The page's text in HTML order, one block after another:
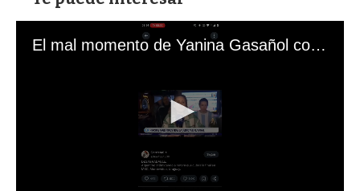
El mal momento de Yanina Gasañol con un hincha argentino en "Subrayado"